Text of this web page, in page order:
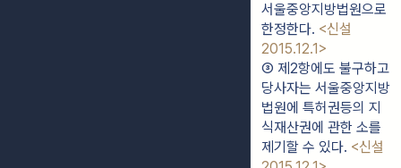
서울중앙지방법원으로
한정한다. <신설
2015.12.1>
③ 제2항에도 불구하고
당사자는 서울중앙지방
법원에 특허권등의 지
식재산권에 관한 소를
제기할 수 있다. <신설